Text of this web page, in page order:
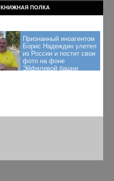
КНИЖНАЯ ПОЛКА
Признанный иноагентом
Борис Надеждин улетел
из России и постит свои
фото на фоне
Эйфелевой башни